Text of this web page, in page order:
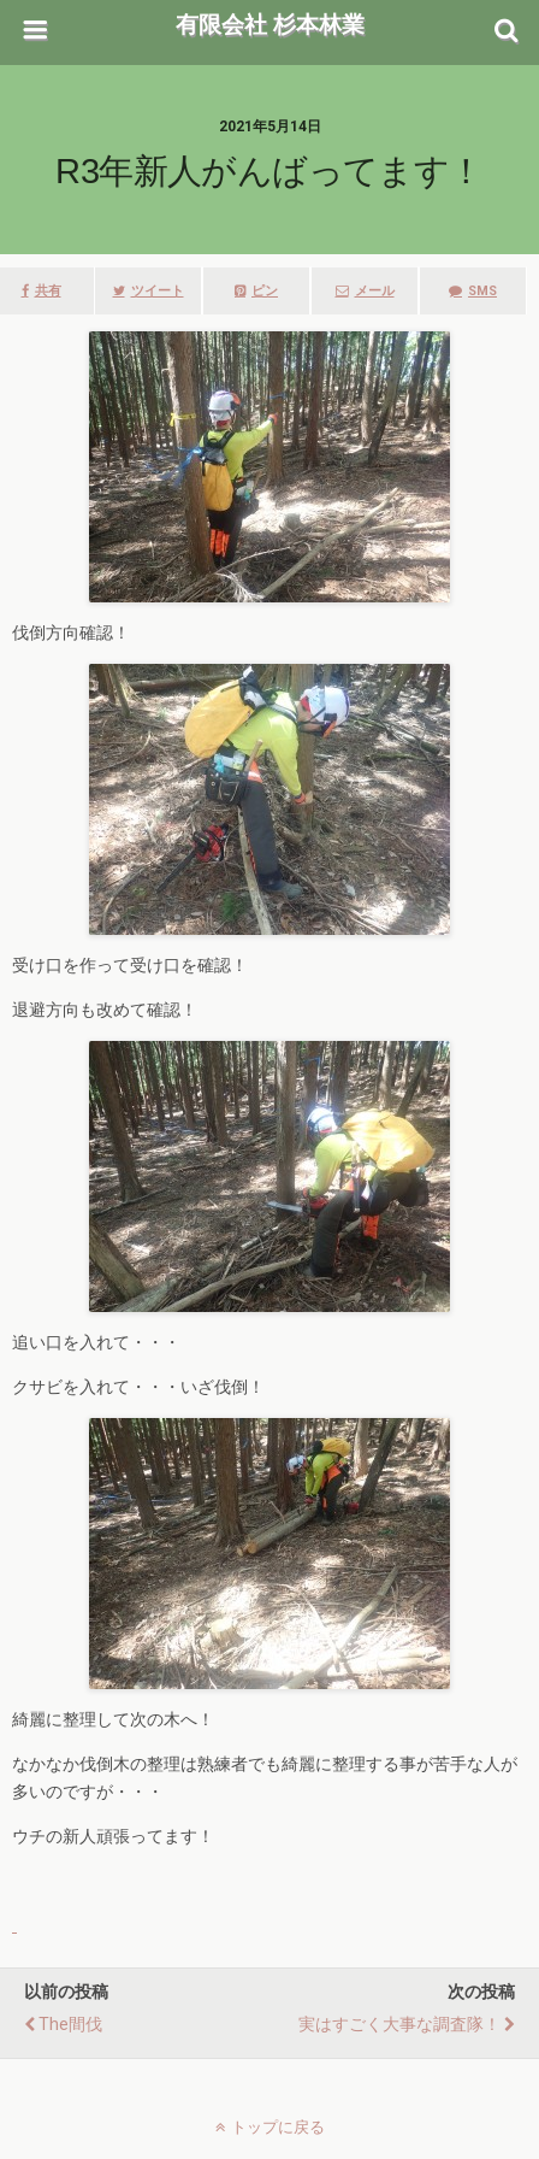
有限会社 杉本林業
2021年5月14日
R3年新人がんばってます！
共有 ツイート ピン メール SMS
伐倒方向確認！
受け口を作って受け口を確認！
退避方向も改めて確認！
追い口を入れて・・・
クサビを入れて・・・いざ伐倒！
綺麗に整理して次の木へ！
なかなか伐倒木の整理は熟練者でも綺麗に整理する事が苦手な人が
多いのですが・・・
ウチの新人頑張ってます！
以前の投稿
The間伐
次の投稿
実はすごく大事な調査隊！
トップに戻る